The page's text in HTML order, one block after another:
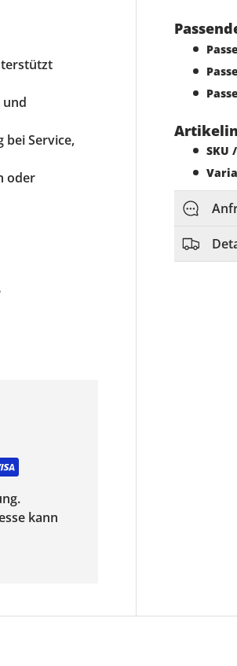
SKU
und
bei Service,
oder
kann